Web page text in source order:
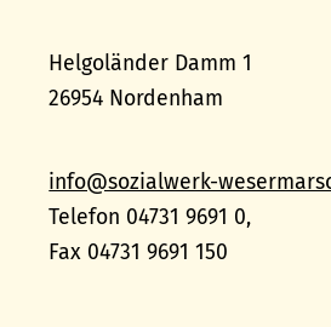
Helgoländer Damm 1
26954 Nordenham
info@sozialwerk-
Telefon 04731 9691 0,
Fax 04731 9691 150